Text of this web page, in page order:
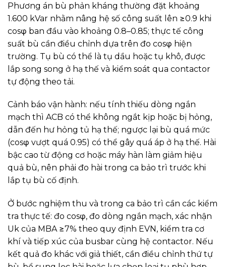
Phương án bù phản kháng thường đặt khoảng
1.600 kVar nhằm nâng hệ số công suất lên ≥0.9 khi
cosφ ban đầu vào khoảng 0.8–0.85; thực tế công
suất bù cần điều chỉnh dựa trên đo cosφ hiện
trường. Tụ bù có thể là tụ dầu hoặc tụ khô, được
lắp song song ở hạ thế và kiểm soát qua contactor
tự động theo tải.
Cảnh báo vận hành: nếu tính thiếu dòng ngắn
mạch thì ACB có thể không ngắt kịp hoặc bị hỏng,
dẫn đến hư hỏng tủ hạ thế; ngược lại bù quá mức
(cosφ vượt quá 0.95) có thể gây quá áp ở hạ thế. Hài
bậc cao từ động cơ hoặc máy hàn làm giảm hiệu
quả bù, nên phải đo hài trong ca bảo trì trước khi
lắp tụ bù cố định.
Ở bước nghiệm thu và trong ca bảo trì cần các kiểm
tra thực tế: đo cosφ, đo dòng ngắn mạch, xác nhận
Uk của MBA ≥7% theo quy định EVN, kiểm tra cơ
khí và tiếp xúc của busbar cùng hệ contactor. Nếu
kết quả đo khác với giả thiết, cần điều chỉnh thứ tự